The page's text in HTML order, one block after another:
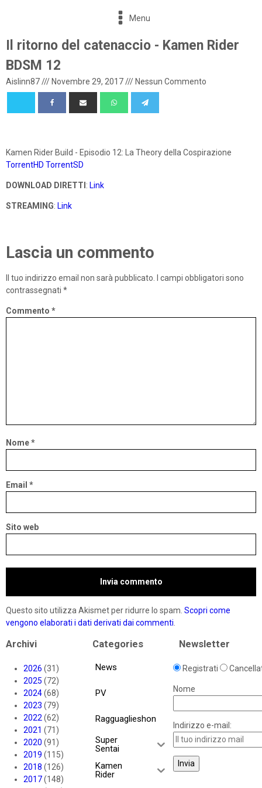
Menu
Il ritorno del catenaccio - Kamen Rider
BDSM 12
Aislinn87/// Novembre 29, 2017/// Nessun Commento
Kamen Rider Build - Episodio 12: La Theory della Cospirazione
TorrentHD TorrentSD
DOWNLOAD DIRETTI : Link
STREAMING: Link
Lascia un commento
Il tuo indirizzo email non sarà pubblicato.
I campi obbligatori sono
contrassegnati *
Commento *
Nome*
Email *
Sito web
Questo sito utilizza Akismet per ridurre lo spam. Scopri come
vengono elaborati i dati derivati dai commenti.
Archivi
2026 (31)
2025 (72)
2024(68)
2023 (79)
2022(62)
2021 (71)
2020 (91)
2019 (115)
2018 (126)
2017(148)
Categories
News
PV
Ragguaglieshon
Super
Sentai
Kamen
Rider
Newsletter
Registrati
Nome
Indirizzo e-mail: